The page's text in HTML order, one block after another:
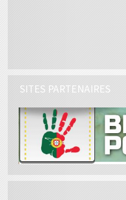
SITES PARTENAIRES